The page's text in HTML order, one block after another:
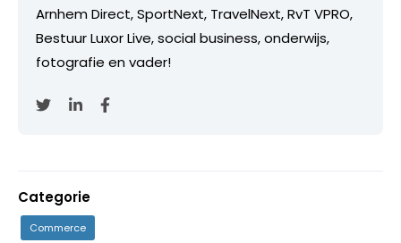
Arnhem Direct, SportNext, TravelNext, RvT VPRO,
Bestuur Luxor Live, social business, onderwijs,
fotografie en vader!
Categorie
Commerce